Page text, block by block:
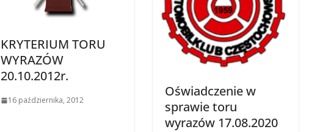
KRYTERIUM TORU
WYRAZÓW
20.10.2012r.
16 października, 2012
Oświadczenie w
sprawie toru
wyrazów 17.08.2020